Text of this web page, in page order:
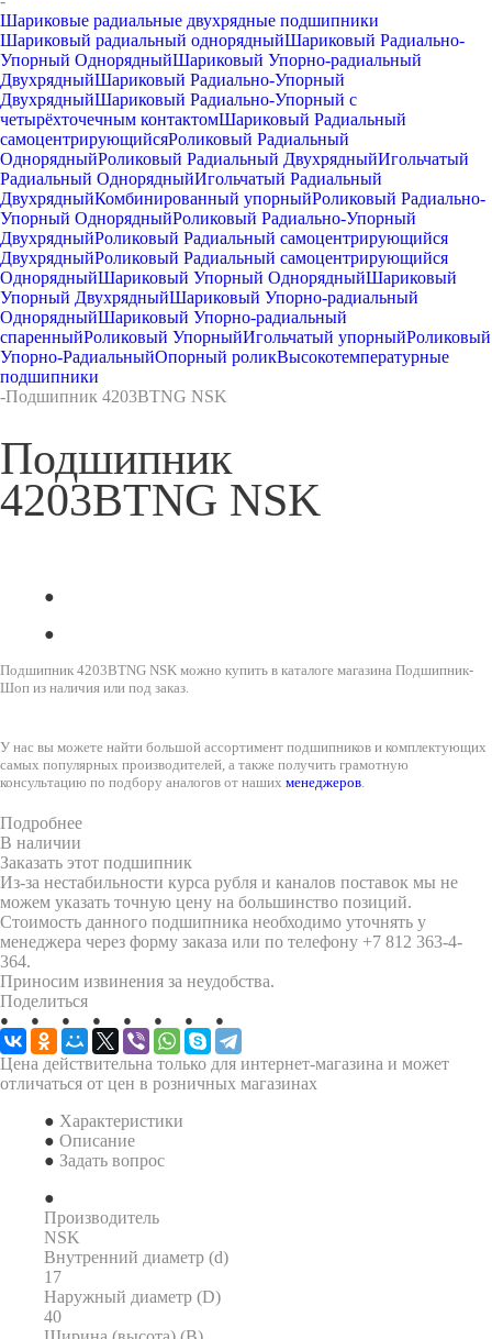
Шариковые радиальные двухрядные подшипники
Шариковый радиальный однорядныйШариковый Радиально-
Упорный ОднорядныйШариковый Упорно-радиальный
ДвухрядныйШариковый Радиально-Упорный
ДвухрядныйШариковый Радиально-Упорный с
четырёхточечным контактомШариковый Радиальный
самоцентрирующийсяРоликовый Радиальный
ОднорядныйРоликовый Радиальный ДвухрядныйИгольчатый
Радиальный ОднорядныйИгольчатый Радиальный
ДвухрядныйКомбинированный упорныйРоликовый Радиально-
Упорный ОднорядныйРоликовый Радиально-Упорный
ДвухрядныйРоликовый Радиальный самоцентрирующийся
ДвухрядныйРоликовый Радиальный самоцентрирующийся
ОднорядныйШариковый Упорный ОднорядныйШариковый
Упорный ДвухрядныйШариковый Упорно-радиальный
ОднорядныйШариковый Упорно-радиальный
спаренныйРоликовый УпорныйИгольчатый упорныйРоликовый
Упорно-РадиальныйОпорный роликВысокотемпературные
подшипники
-Подшипник 4203BTNG NSK
Подшипник
4203BTNG NSK
Подшипник 4203BTNG NSK можно купить в каталоге магазина Подшипник-
Шоп из наличия или под заказ.
У нас вы можете найти большой ассортимент подшипников и комплектующих
самых популярных производителей, а также получить грамотную
консультацию по подбору аналогов от наших менеджеров
Подробнее
В наличии
Заказать этот подшипник
Из-за нестабильности курса рубля и каналов поставок мы не
можем указать точную цену на большинство позиций.
Стоимость данного подшипника необходимо уточнять у
менеджера через форму заказа или по телефону +7 812 363-4-
364.
Приносим извинения за неудобства.
Поделиться
Цена действительна только для интернет-магазина и может
отличаться от цен в розничных магазинах
Характеристики
Описание
Задать вопрос
Производитель
NSK
Внутренний диаметр (d)
17
Наружный диаметр (D)
40